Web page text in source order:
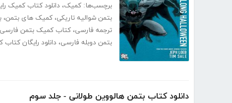
برچسب‌ها: کمیک، دانلود کتاب کمیک
بتمن شوالیه تاریکی، کمیک های بتمن،
ترجمه فارسی، کتاب کمیک بتمن فارسی
بتمن دوبله فارسی، دانلود رایگان
دانلود کتاب بتمن هالووین طولانی - جلد سوم